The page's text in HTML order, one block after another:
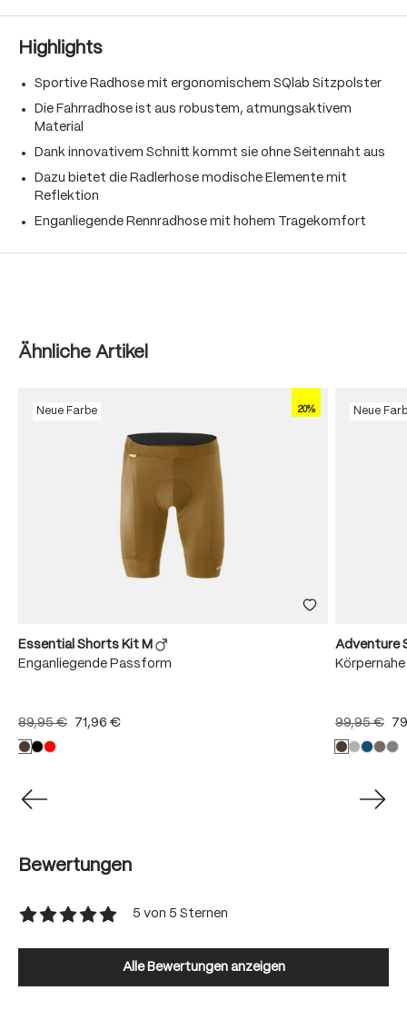
Highlights
Sportive Radhose mit ergonomischem SQlab Sitzpolster
Die Fahrradhose ist aus robustem, atmungsaktivem
Material
Dank innovativem Schnitt kommt sie ohne Seitennaht aus
Dazu bietet die Radlerhose modische Elemente mit
Reflektion
Enganliegende Rennradhose mit hohem Tragekomfort
Produktgalerie überspringen
Ähnliche Artikel
20%
Neue Farbe
Essential Shorts Kit M
Enganliegende Passform
89,95 € 71,96 €
Neue
Adventure
99,95 €
Bewertungen
5 von 5 Sternen
Alle Bewertungen anzeigen